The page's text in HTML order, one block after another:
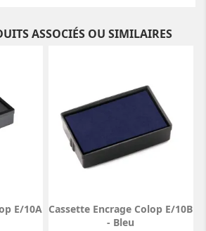
ASSOCIÉS OU SIMILAIRES
E/10A Cassette Encrage Colop E/10B
- Bleu